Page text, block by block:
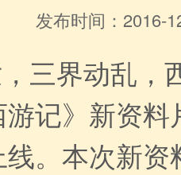
发布时间：2016-
三界动乱，
记》新资料
。本次新